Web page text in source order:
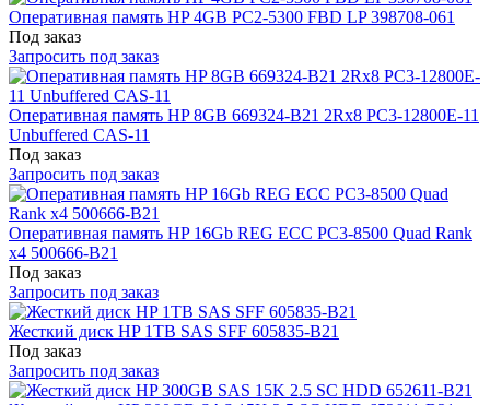
Оперативная память HP 4GB PC2-5300 FBD LP 398708-061
Под заказ
Запросить под заказ
Оперативная память HP 8GB 669324-B21 2Rx8 PC3-12800E-11
Unbuffered CAS-11
Под заказ
Запросить под заказ
Оперативная память HP 16Gb REG ECC PC3-8500 Quad Rank
x4 500666-B21
Под заказ
Запросить под заказ
Жесткий диск HP 1TB SAS SFF 605835-B21
Под заказ
Запросить под заказ